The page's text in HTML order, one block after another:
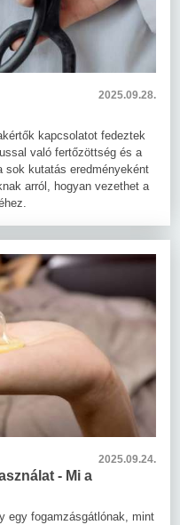
2025.09.28.
kapcsolatot fedeztek
való fertőzöttség és a
sok kutatás eredményeként
arról, hogyan vezethet a
2025.09.24.
- Mi a
egy fogamzásgátlónak, mint